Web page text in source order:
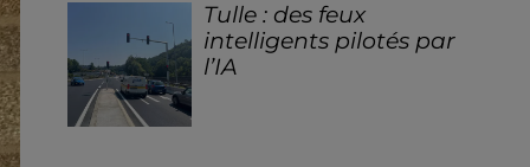
Tulle : des feux
intelligents pilotés par
l’IA